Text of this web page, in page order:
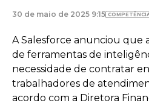
30 de maio de 2025 9:15
A Salesforce anunciou que
de ferramentas de
necessidade de contratar
trabalhadores de
acordo com a Diretora